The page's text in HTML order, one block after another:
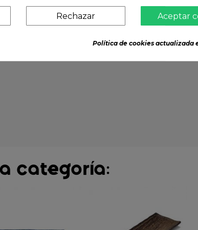
categoría:
Aceptar
Rechazar
Política de cookies actualizada